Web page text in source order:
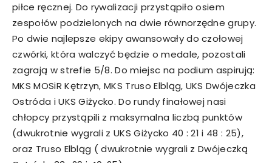
piłce ręcznej. Do rywalizacji przystąpiło osiem
zespołów podzielonych na dwie równorzędne grupy.
Po dwie najlepsze ekipy awansowały do czołowej
czwórki, która walczyć będzie o medale, pozostali
zagrają w strefie 5/8. Do miejsc na podium aspirują:
MKS MOSiR Kętrzyn, MKS Truso Elbląg, UKS Dwójeczka
Ostróda i UKS Giżycko. Do rundy finałowej nasi
chłopcy przystąpili z maksymalna liczbą punktów
(dwukrotnie wygrali z UKS Giżycko 40 : 21 i 48 : 25),
oraz Truso Elbląg ( dwukrotnie wygrali z Dwójeczką